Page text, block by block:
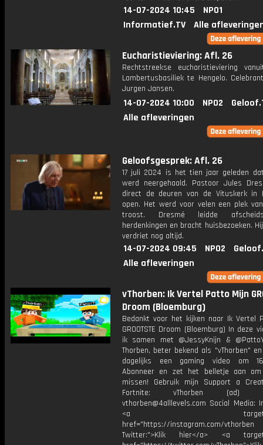
14-07-2024 10:45
NPO1
Informatief.TV
Alle
Eucharistieviering: Afl. 26
Rechtstreekse eucharistieviering
Lambertusbasiliek te Hengelo.
Jurgen Jansen.
14-07-2024 10:00 NPO2
Alle afleveringen
Geloofsgesprek: Afl. 26
17 juli 2024 is het tien jaar geleden dat
werd neergehaald. Pastoor Jules
direct de deuren van de Vituskerk in
open. Het werd voor velen een plek
troost. Dresmé leidde
herdenkingen en bracht huisbezoeken.
verdriet nog altijd.
14-07-2024 09:45 NPO2
Alle afleveringen
vThorben: Ik Vertel Patto Mijn
Droom (Bloemburg)
Bedankt voor het kijken naar Ik Vertel
GROOTSTE Droom (Bloemburg) In deze
ik samen met @JessyKnijn &
Thorben, beter bekend als "vThorben"
dagelijks een gaming video om
Abonneer en zet het belletje aan
missen! Gebruik mijn Support a
Fortnite: vThorben (ad)
vthorben@4alllevels.com Social Media:
<a
href="https://instagram.com/vthorben
Twitter:">Klik hier</a> <a